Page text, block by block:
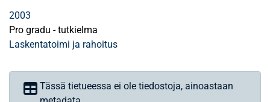
2003
Pro gradu - tutkielma
Laskentatoimi ja rahoitus
Tässä tietueessa ei ole tiedostoja, ainoastaan